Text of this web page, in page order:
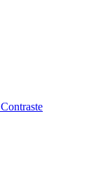
Contraste